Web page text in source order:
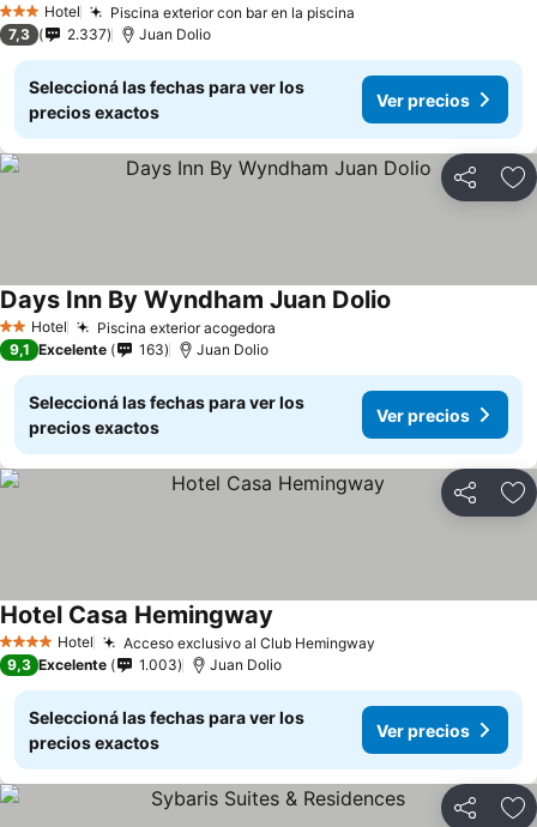
3 Estrellas
Hotel Piscina exterior con bar en la piscina
7,3 2.337 Juan Dolio
Seleccioná las fechas para ver los
precios exactos
Ver precios
Compartir
2 Estrellas
Hotel Piscina exterior acogedora
Days Inn By Wyndham Juan Dolio
9,1 Excelente 163 Juan Dolio
Seleccioná las fechas para ver los
precios exactos
Ver precios
Compartir
4 EstrellasHotel Acceso exclusivo al Club Hemingway
Hotel Casa Hemingway
9,3 Excelente 1.003 Juan Dolio
Seleccioná las fechas para ver los
precios exactos
Ver precios
Compartir